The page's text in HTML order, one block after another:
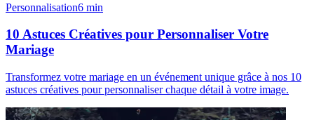
Personnalisation6 min
10 Astuces Créatives pour Personnaliser Votre
Mariage
Transformez votre mariage en un événement unique grâce à nos 10
astuces créatives pour personnaliser chaque détail à votre image.